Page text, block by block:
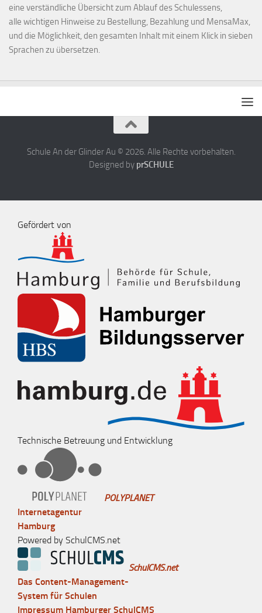
eine verständliche Übersicht zum Ablauf des Schulessens,
alle wichtigen Hinweise zu Bestellung, Bezahlung und MensaMax,
und die Möglichkeit, den gesamten Inhalt mit einem Klick in sieben
Sprachen zu übersetzen.
Schule An der Glinder Au © 2026. Alle Rechte vorbehalten.
Designed by prSCHULE
Gefördert von
Technische Betreuung und Entwicklung
POLYPLANET
Internetagentur
Hamburg
Powered by SchulCMS.net
SchulCMS.net
Das Content-Management-
System für Schulen
Impressum Hamburger SchulCMS